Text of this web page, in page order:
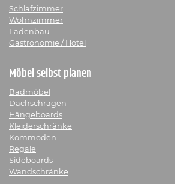
Schlafzimmer
Wohnzimmer
Ladenbau
Gastronomie / Hotel
Möbel selbst planen
Badmöbel
Dachschrägen
Hängeboards
Kleiderschränke
Kommoden
Regale
Sideboards
Wandschränke